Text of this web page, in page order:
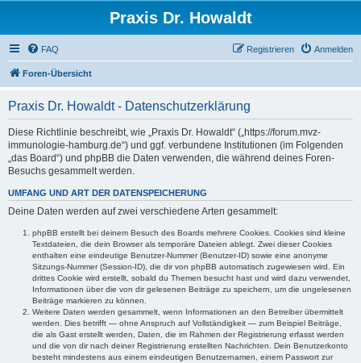
Praxis Dr. Howaldt
FAQ Anmelden
Registrieren
Foren-Übersicht
Praxis Dr. Howaldt - Datenschutzerklärung
Diese Richtlinie beschreibt, wie „Praxis Dr. Howaldt“ („https://forum.mvz-
immunologie-hamburg.de“) und ggf. verbundene Institutionen (im Folgenden
„das Board“) und phpBB die Daten verwenden, die während deines Foren-
Besuchs gesammelt werden.
UMFANG UND ART DER DATENSPEICHERUNG
Deine Daten werden auf zwei verschiedene Arten gesammelt:
phpBB erstellt bei deinem Besuch des Boards mehrere Cookies. Cookies sind kleine
Textdateien, die dein Browser als temporäre Dateien ablegt. Zwei dieser Cookies
enthalten eine eindeutige Benutzer-Nummer (Benutzer-ID) sowie eine anonyme
Sitzungs-Nummer (Session-ID), die dir von phpBB automatisch zugewiesen wird. Ein
drittes Cookie wird erstellt, sobald du Themen besucht hast und wird dazu verwendet,
Informationen über die von dir gelesenen Beiträge zu speichern, um die ungelesenen
Beiträge markieren zu können.
Weitere Daten werden gesammelt, wenn Informationen an den Betreiber übermittelt
werden. Dies betrifft — ohne Anspruch auf Vollständigkeit — zum Beispiel Beiträge,
die als Gast erstellt werden, Daten, die im Rahmen der Registrierung erfasst werden
und die von dir nach deiner Registrierung erstellten Nachrichten. Dein Benutzerkonto
besteht mindestens aus einem eindeutigen Benutzernamen, einem Passwort zur